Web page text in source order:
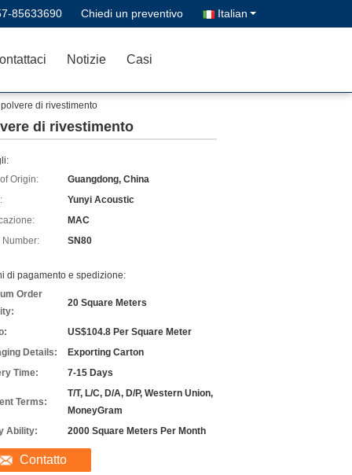
85633690 Chiedi un preventivo Italian
Notizie Casi
di rivestimento
di rivestimento
Origin:
Guangdong, China
Yunyi Acoustic
MAC
Number:
SN80
di pagamento e spedizione:
Order
20 Square Meters
US$104.8 Per Square Meter
Details:
Exporting Carton
Time:
7-15 Days
Terms:
T/T, L/C, D/A, D/P, Western Union,
MoneyGram
Ability:
2000 Square Meters Per Month
Contatto